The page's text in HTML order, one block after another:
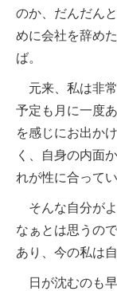
のか、だんだん
めに会社を辞め
ば。
元来、私は非
予定も月に一度
を感じにお出か
く、自身の内面
れが性に合ってい
そんな自分が
なぁとは思うの
あり、今の私は
日が沈むのも